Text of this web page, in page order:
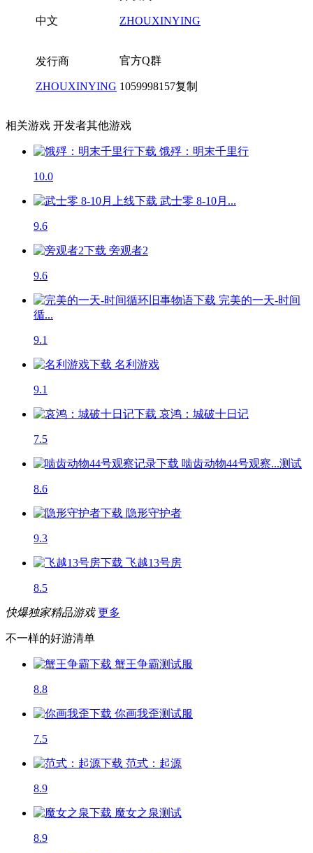
中文 ZHOUXINYING
发行商
ZHOUXINYING
官方Q群
1059998157复制
相关游戏 开发者其他游戏
饿殍：明末千里行
10.0
武士零 8-10月...
9.6
旁观者2
9.6
完美的一天-时间
循...
9.1
名利游戏
9.1
哀鸿：城破十日记
7.5
啮齿动物44号观察...测试
8.6
隐形守护者
9.3
飞越13号房
8.5
快爆独家精品游戏 更多
不一样的好游清单
蟹王争霸测试服
8.8
你画我歪测试服
7.5
范式：起源
8.9
魔女之泉测试
8.9